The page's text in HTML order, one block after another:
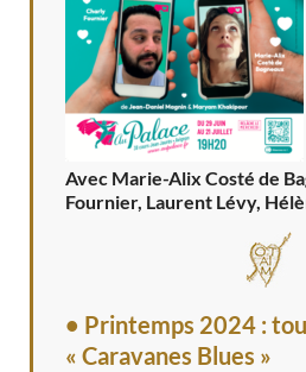
Avec Marie-Alix Costé de
Fournier, Laurent Lévy,
• Printemps 2024 :
« Caravanes Blues »